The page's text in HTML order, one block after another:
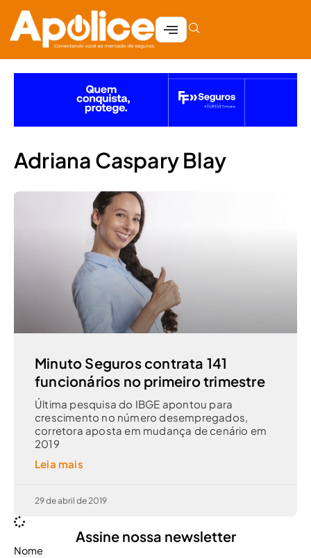
Adriana Caspary Blay
Minuto Seguros contrata 141
funcionários no primeiro trimestre
Última pesquisa do IBGE apontou para
crescimento no número desempregados,
corretora aposta em mudança de cenário em
2019
Leia mais
29 de abril de 2019
Assine nossa newsletter
Nome